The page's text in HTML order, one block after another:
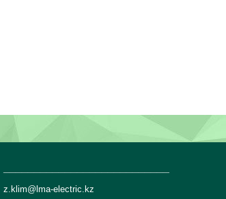
z.klim@lma-electric.kz